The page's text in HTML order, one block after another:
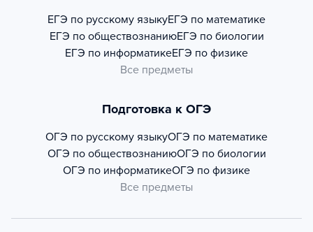
ЕГЭ по русскому языкуЕГЭ по математике
ЕГЭ по обществознаниюЕГЭ по биологии
ЕГЭ по информатикеЕГЭ по физике
Все предметы
Подготовка к ОГЭ
ОГЭ по русскому языкуОГЭ по математике
ОГЭ по обществознаниюОГЭ по биологии
ОГЭ по информатикеОГЭ по физике
Все предметы